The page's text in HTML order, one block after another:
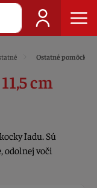
Ostatné pomôcky
cm
ľadu. Sú
odolnej voči